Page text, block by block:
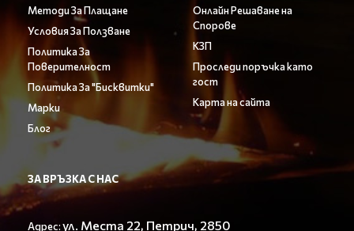
Методи За Плащане
Условия За Ползване
Политика За
Поверителност
Политика За "Бисквитки"
Марки
Блог
Онлайн Решаване на
Спорове
КЗП
Проследи поръчка като
гост
Карта на сайта
ЗА ВРЪЗКА С НАС
Адрес:ул. Места 22, Петрич, 2850